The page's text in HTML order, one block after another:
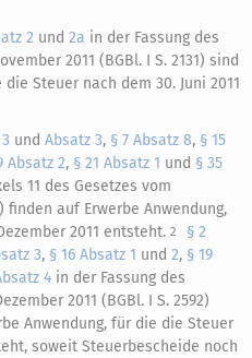
2 und 2a in der Fassung des
2011 (BGBl. I S. 2131) sind
Steuer nach dem 30. Juni 2011
und Absatz 3, § 7 Absatz 8, § 15
Absatz 2, § 21 Absatz 1 und § 35
11 des Gesetzes vom
finden auf Erwerbe Anwendung,
2011 entsteht. 2
§ 2
3, § 16 Absatz 1 und 2, § 19
4 in der Fassung des
2011 (BGBl. I S. 2592)
Anwendung, für die die Steuer
soweit Steuerbescheide noch